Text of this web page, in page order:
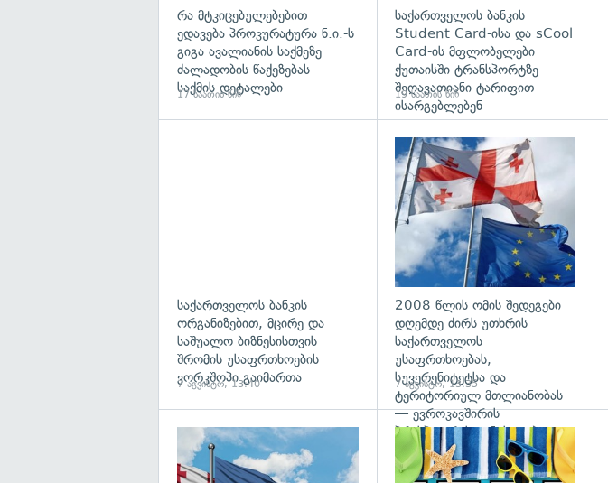
რა მტკიცებულებებით
ედავება პროკურატურა ნ.ი.-ს
გიგა ავალიანის საქმეზე
ძალადობის წაქეზებას —
საქმის დეტალები
17 საათის წინ
საქართველოს ბანკის
Student Card-ისა და sCool
Card-ის მფლობელები
ქუთაისში ტრანსპორტზე
შეღავათიანი ტარიფით
ისარგებლებენ
19 საათის წინ
საქართველოს ბანკის
ორგანიზებით, მცირე და
საშუალო ბიზნესისთვის
შრომის უსაფრთხოების
ვორკშოპი გაიმართა
7 აგვისტო, 13:40
2008 წლის ომის შედეგები
დღემდე ძირს უთხრის
საქართველოს
უსაფრთხოებას,
სუვერენიტეტსა და
ტერიტორიულ მთლიანობას
— ევროკავშირის
პრესპიკერის განცხადება
7 აგვისტო, 13:35
გადახედვა